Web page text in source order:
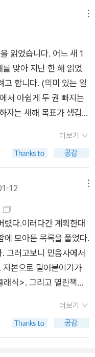
요. 다시한번 이번 작품을
분히 느낄 수 있는 기회
축약본이나 만화로 본
그러나 원전을 한 번 읽
의 진행이 얼마나 흥미
장편소설을 금세 뚝딱
의 전형을 구경하는 것
시 드 토크빌, <앙시앵
는 혁명 전 시기, 즉 앙
않을 수 있을 역량을 갖
제 내에서 찾지 못한 정치
니다. 높은 압력으로 구
적 불평등을 초래한 당
3. 귀스타브 플로베르, <
편소설이며 희극입니
. 진정한 슬픔이 없는 희
필경사가 서로 우연히
귀향해 벌이는 촌극입
이들의 인생의 석양. 그
돌아가기까지의, 가슴
TV에서 방영해주던
책은 읽어 무엇할까, 싶
읽었습니다. 어느 새 1
맞아 지난 한 해 읽었
고 합니다. (의미 있는 일
서 아쉽게 두 권 빠지는
자는 새해 목표가 생깁니
하기가 한결 쉬워지겠
게는 말입니다. 읽은
64권이 소설이네요. 무
는 소설이 좋습니다.
이라 할 수 있는 작가가
르. 지극히 장르 편향적
분에 저의 2013년이 무
것입니다. 특히 르귄의
은 숲>은 읽는 내내 심장
를 몰랐는지, 이제야 안
말입니다. 물론, 소설 외
침을 새로이 한 책도 있
>), 현실을 제대로 바
더보기
12
렸다.이러다간 계획한대
에 모아둔 목록을 풀었다.
그러고보니 민음사에서
본으로 밀어붙이기가
식>. 그리고 열린책들
모양이다. 소설류를 읽
면 종종 이런 일이 생긴
그러다보면 신간들에 밀
더보기